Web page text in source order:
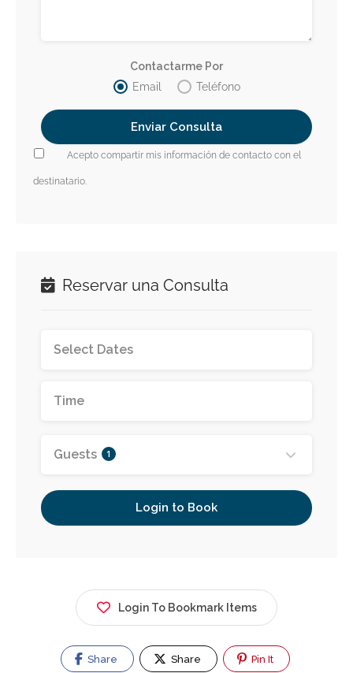
Contactarme Por
Email
Teléfono
Acepto compartir mis información de contacto con el
destinatario.
Reservar una Consulta
Guests 1
Login to Book
Login To Bookmark Items
Share Share Pin It